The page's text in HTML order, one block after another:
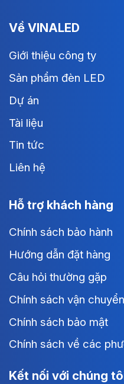
Về VINALED
Giới thiệu công ty
Sản phẩm đèn LED
Dự án
Tài liệu
Tin tức
Liên hệ
Hỗ trợ khách hàng
Chính sách bảo hành
Hướng dẫn đặt hàng
Câu hỏi thường gặp
Chính sách vận
Chính sách bảo mật
Chính sách về các
Kết nối với chúng